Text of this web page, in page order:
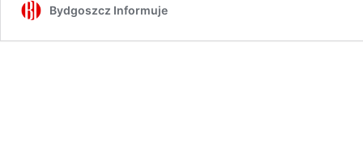
Bydgoszcz Informuje